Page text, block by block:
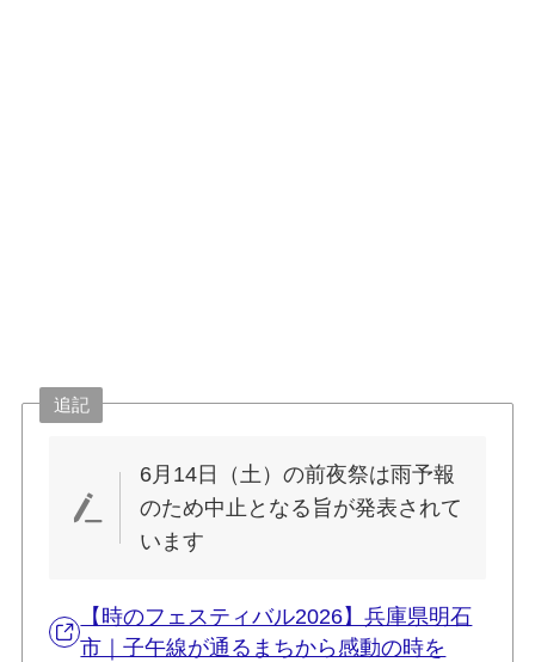
追記
6月14日（土）の前夜祭は雨予報
のため中止となる旨が発表されて
います
【時のフェスティバル2026】兵庫県明石
市｜子午線が通るまちから感動の時を